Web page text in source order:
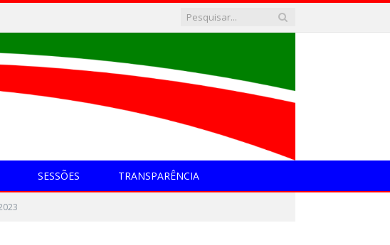
SESSÕES TRANSPARÊNCIA